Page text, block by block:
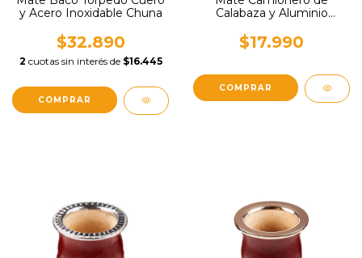
y Acero Inoxidable Chuna
$32.890
2 cuotas sin interés de $16.445
Calabaza y Aluminio
$17.990